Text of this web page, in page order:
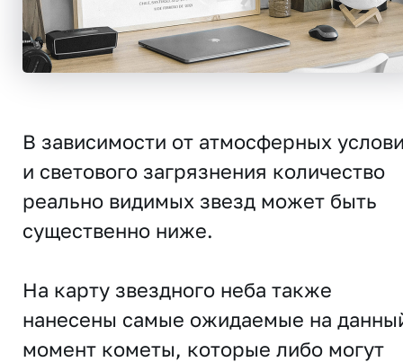
В зависимости от атмосферных
и светового загрязнения количество
реально видимых звезд может быть
существенно ниже.
На карту звездного неба также
нанесены самые ожидаемые на
момент кометы, которые либо могут